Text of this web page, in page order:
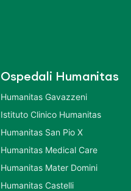
Ospedali Humanitas
Humanitas Gavazzeni
Istituto Clinico Humanitas
Humanitas San Pio X
Humanitas Medical Care
Humanitas Mater Domini
Humanitas Castelli